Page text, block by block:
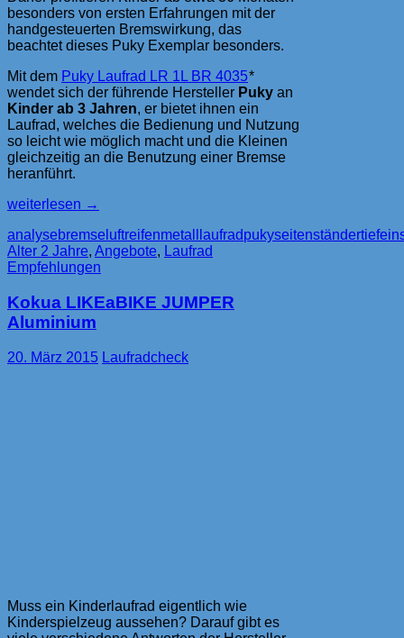
besonders von ersten Erfahrungen mit der
handgesteuerten Bremswirkung, das
beachtet dieses Puky Exemplar besonders.
Mit dem Puky Laufrad LR 1L BR 4035*
wendet sich der führende Hersteller Puky an
Kinder ab 3 Jahren, er bietet ihnen ein
Laufrad, welches die Bedienung und Nutzung
so leicht wie möglich macht und die Kleinen
gleichzeitig an die Benutzung einer Bremse
heranführt.
Laufrad
LR1
mit
Handbremse
weiterlesen →
analysebremse luftreifenmetalllaufradpukyseitenständer
Alter 2 Jahre, Angebote, Laufrad
Empfehlungen
Kokua LIKEaBIKE JUMPER
Aluminium
20. März 2015 Laufradcheck
Muss ein Kinderlaufrad eigentlich wie
Kinderspielzeug aussehen? Darauf gibt es